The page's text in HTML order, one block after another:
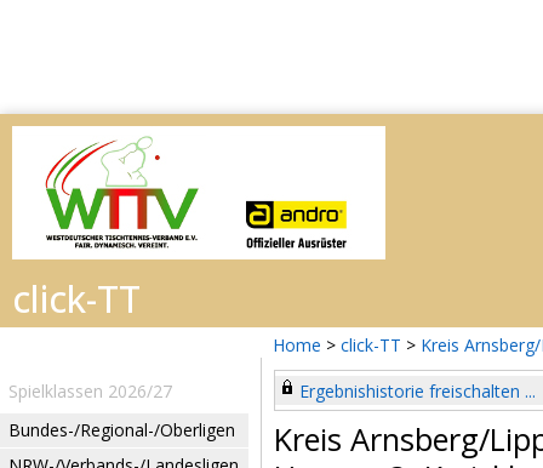
Home > click-TT > Kreis
Spielklassen 2026/27
Bundes-/Regional-/Oberligen
Ergebnishistorie freischalten ...
Kreis Arnsberg/